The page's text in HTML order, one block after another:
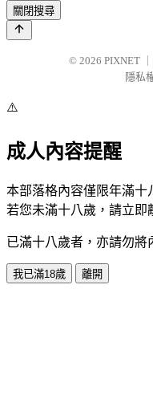
關閉搜尋
© 2026 PIXNET
隱私
⚠️
成人內容提醒
本部落格內容僅限年滿十
若您未滿十八歲，請立即
已滿十八歲者，亦請勿將
我已滿18歲 離開